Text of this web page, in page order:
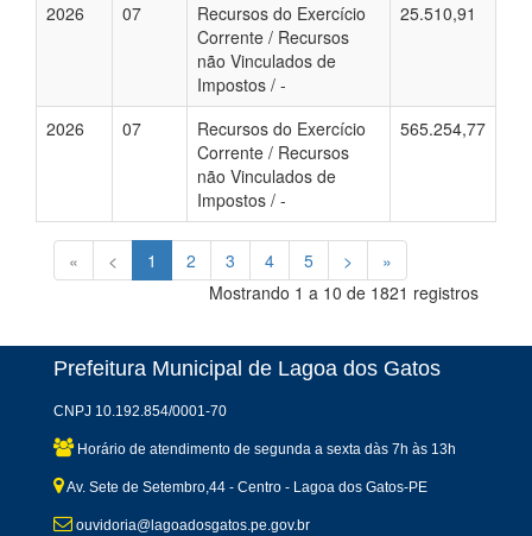
2026 07
Recursos do Exercício
Corrente / Recursos
não Vinculados de
Impostos / -
25.510,91
2026 07
Recursos do Exercício
Corrente / Recursos
não Vinculados de
Impostos / -
565.254,77
« < 1 2 3 4 5 >
»
Mostrando 1 a 10 de 1821 registros
Prefeitura Municipal de Lagoa dos Gatos
CNPJ 10.192.854/0001-70
Horário de atendimento de segunda a sexta dàs 7h às 13h
Av. Sete de Setembro,44 - Centro - Lagoa dos Gatos-PE
ouvidoria@lagoadosgatos.pe.gov.br